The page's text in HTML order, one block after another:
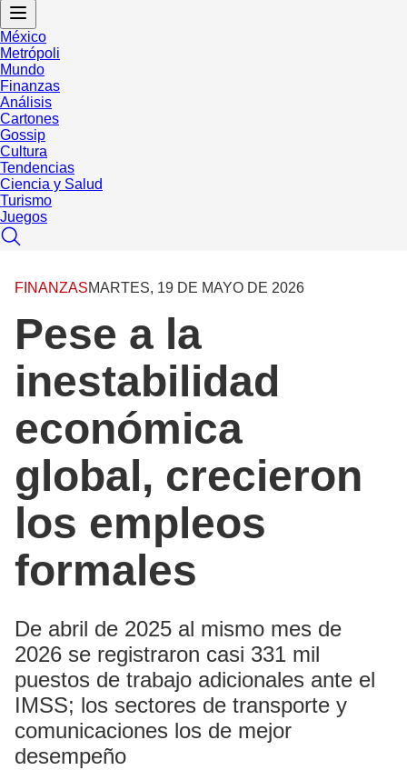
México
Metrópoli
Mundo
Finanzas
Análisis
Cartones
Gossip
Cultura
Tendencias
Ciencia y Salud
Turismo
Juegos
FINANZASMARTES, 19 DE MAYO DE 2026
Pese a la
inestabilidad
económica
global, crecieron
los empleos
formales
De abril de 2025 al mismo mes de
2026 se registraron casi 331 mil
puestos de trabajo adicionales ante el
IMSS; los sectores de transporte y
comunicaciones los de mejor
desempeño